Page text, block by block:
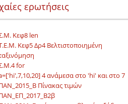
ερωτήσεις
Κεφ8 len
Κεφ5 Δρ4 Βελτιστοποιημένη
for
4 ανάμεσα στο 'hi' και στο 7
Πίνακας τιμών